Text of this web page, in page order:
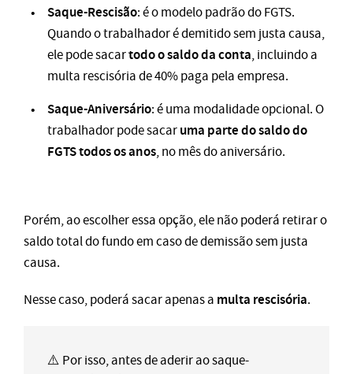
Saque-Rescisão: é o modelo padrão do FGTS.
Quando o trabalhador é demitido sem justa causa,
ele pode sacartodo o saldo da conta, incluindo a
multa rescisória de 40% paga pela empresa.
Saque-Aniversário: é uma modalidade opcional. O
trabalhador pode sacaruma parte do saldo do
FGTS todos os anos, no mês do aniversário.
Porém, ao escolher essa opção, ele não poderá retirar o
saldo total do fundo em caso de demissão sem justa
causa.
Nesse caso, poderá sacar apenas a multa rescisória.
⚠️ Por isso, antes de aderir ao saque-